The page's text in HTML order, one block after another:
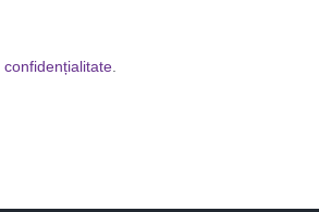
confidențialitate